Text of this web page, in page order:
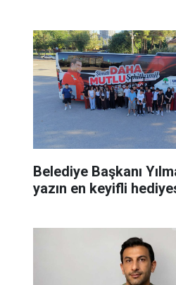
Belediye Başkanı
yazın en keyifli